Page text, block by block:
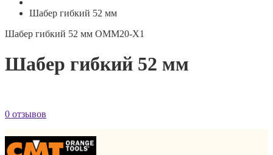
Шабер гибкий 52 мм
Шабер гибкий 52 мм OMM20-X1
Шабер гибкий 52 мм
0 отзывов